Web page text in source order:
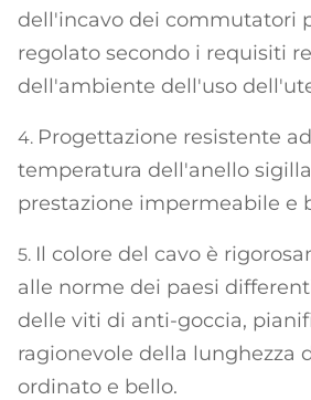
dell'incavo dei commutatori
regolato secondo i requisiti
dell'ambiente dell'uso
4. Progettazione resistente
temperatura dell'anello
prestazione impermeabile e
5. Il colore del cavo è
alle norme dei paesi
delle viti di anti-goccia,
ragionevole della lunghezza
ordinato e bello.